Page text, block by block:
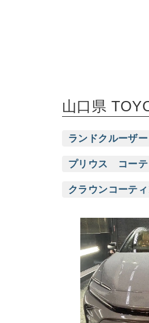
山口県
ランドクルーザー
プリウス コーテ
クラウンコーテ